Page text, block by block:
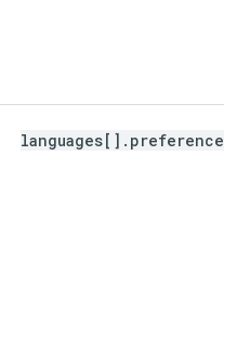
languages[].preference